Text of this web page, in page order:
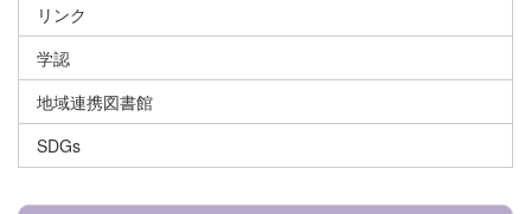
リンク
学認
地域連携図書館
SDGs